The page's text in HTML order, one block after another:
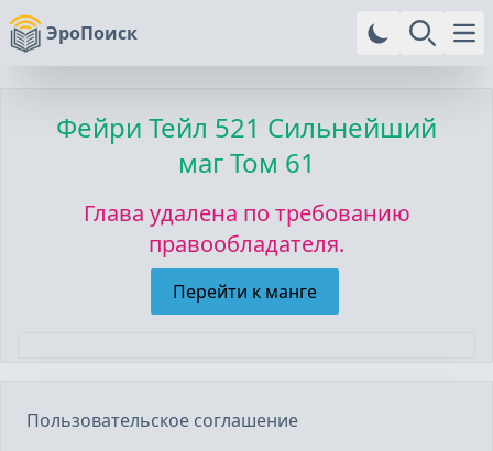
ЭроПоиск
Фейри Тейл 521 Сильнейший
маг Том 61
Глава удалена по требованию
правообладателя.
Перейти к манге
Пользовательское соглашение